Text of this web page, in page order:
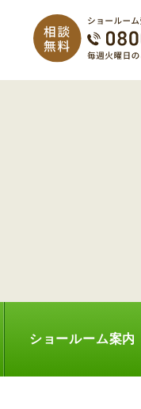
ショールーム案内